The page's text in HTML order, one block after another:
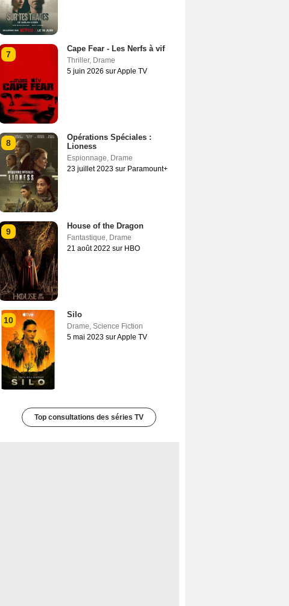
7
Cape Fear - Les Nerfs à vif
Thriller, Drame
5 juin 2026 sur Apple TV
8
Opérations Spéciales :
Lioness
Espionnage, Drame
23 juillet 2023 sur Paramount+
9
House of the Dragon
Fantastique, Drame
21 août 2022 sur HBO
10
Silo
Drame, Science Fiction
5 mai 2023 sur Apple TV
Top consultations des séries TV